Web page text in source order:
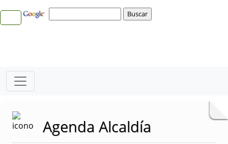
Agenda Alcaldía